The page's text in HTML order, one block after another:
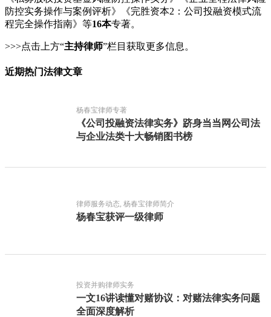
防控实务操作与案例评析》《完胜资本2：公司投融资模式流
程完全操作指南》等16本专著。
>>>点击上方“主持律师”栏目获取更多信息。
近期热门法律文章
杨春宝律师专著
《公司投融资法律实务》跻身当当网公司法
与企业法类十大畅销图书榜
律师服务动态, 杨春宝律师简介
杨春宝获评一级律师
投资并购律师实务
一文16讲读懂对赌协议：对赌法律实务问题
全面深度解析